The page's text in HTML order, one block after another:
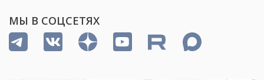
МЫ В СОЦСЕТЯХ